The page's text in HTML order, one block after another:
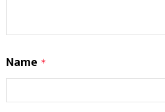
Name *